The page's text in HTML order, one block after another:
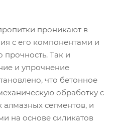
проникают в
с его компонентами и
Так и
и упрочнение
что бетонное
обработку с
сегментов, и
на основе силикатов